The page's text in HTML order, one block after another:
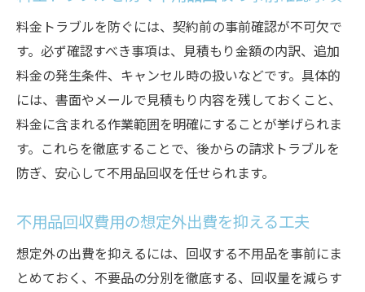
料金トラブルを防ぐには、契約前の事前確認が不可欠で
す。必ず確認すべき事項は、見積もり金額の内訳、追加
料金の発生条件、キャンセル時の扱いなどです。具体的
には、書面やメールで見積もり内容を残しておくこと、
料金に含まれる作業範囲を明確にすることが挙げられま
す。これらを徹底することで、後からの請求トラブルを
防ぎ、安心して不用品回収を任せられます。
不用品回収費用の想定外出費を抑える工夫
想定外の出費を抑えるには、回収する不用品を事前にま
とめておく、不要品の分別を徹底する、回収量を減らす